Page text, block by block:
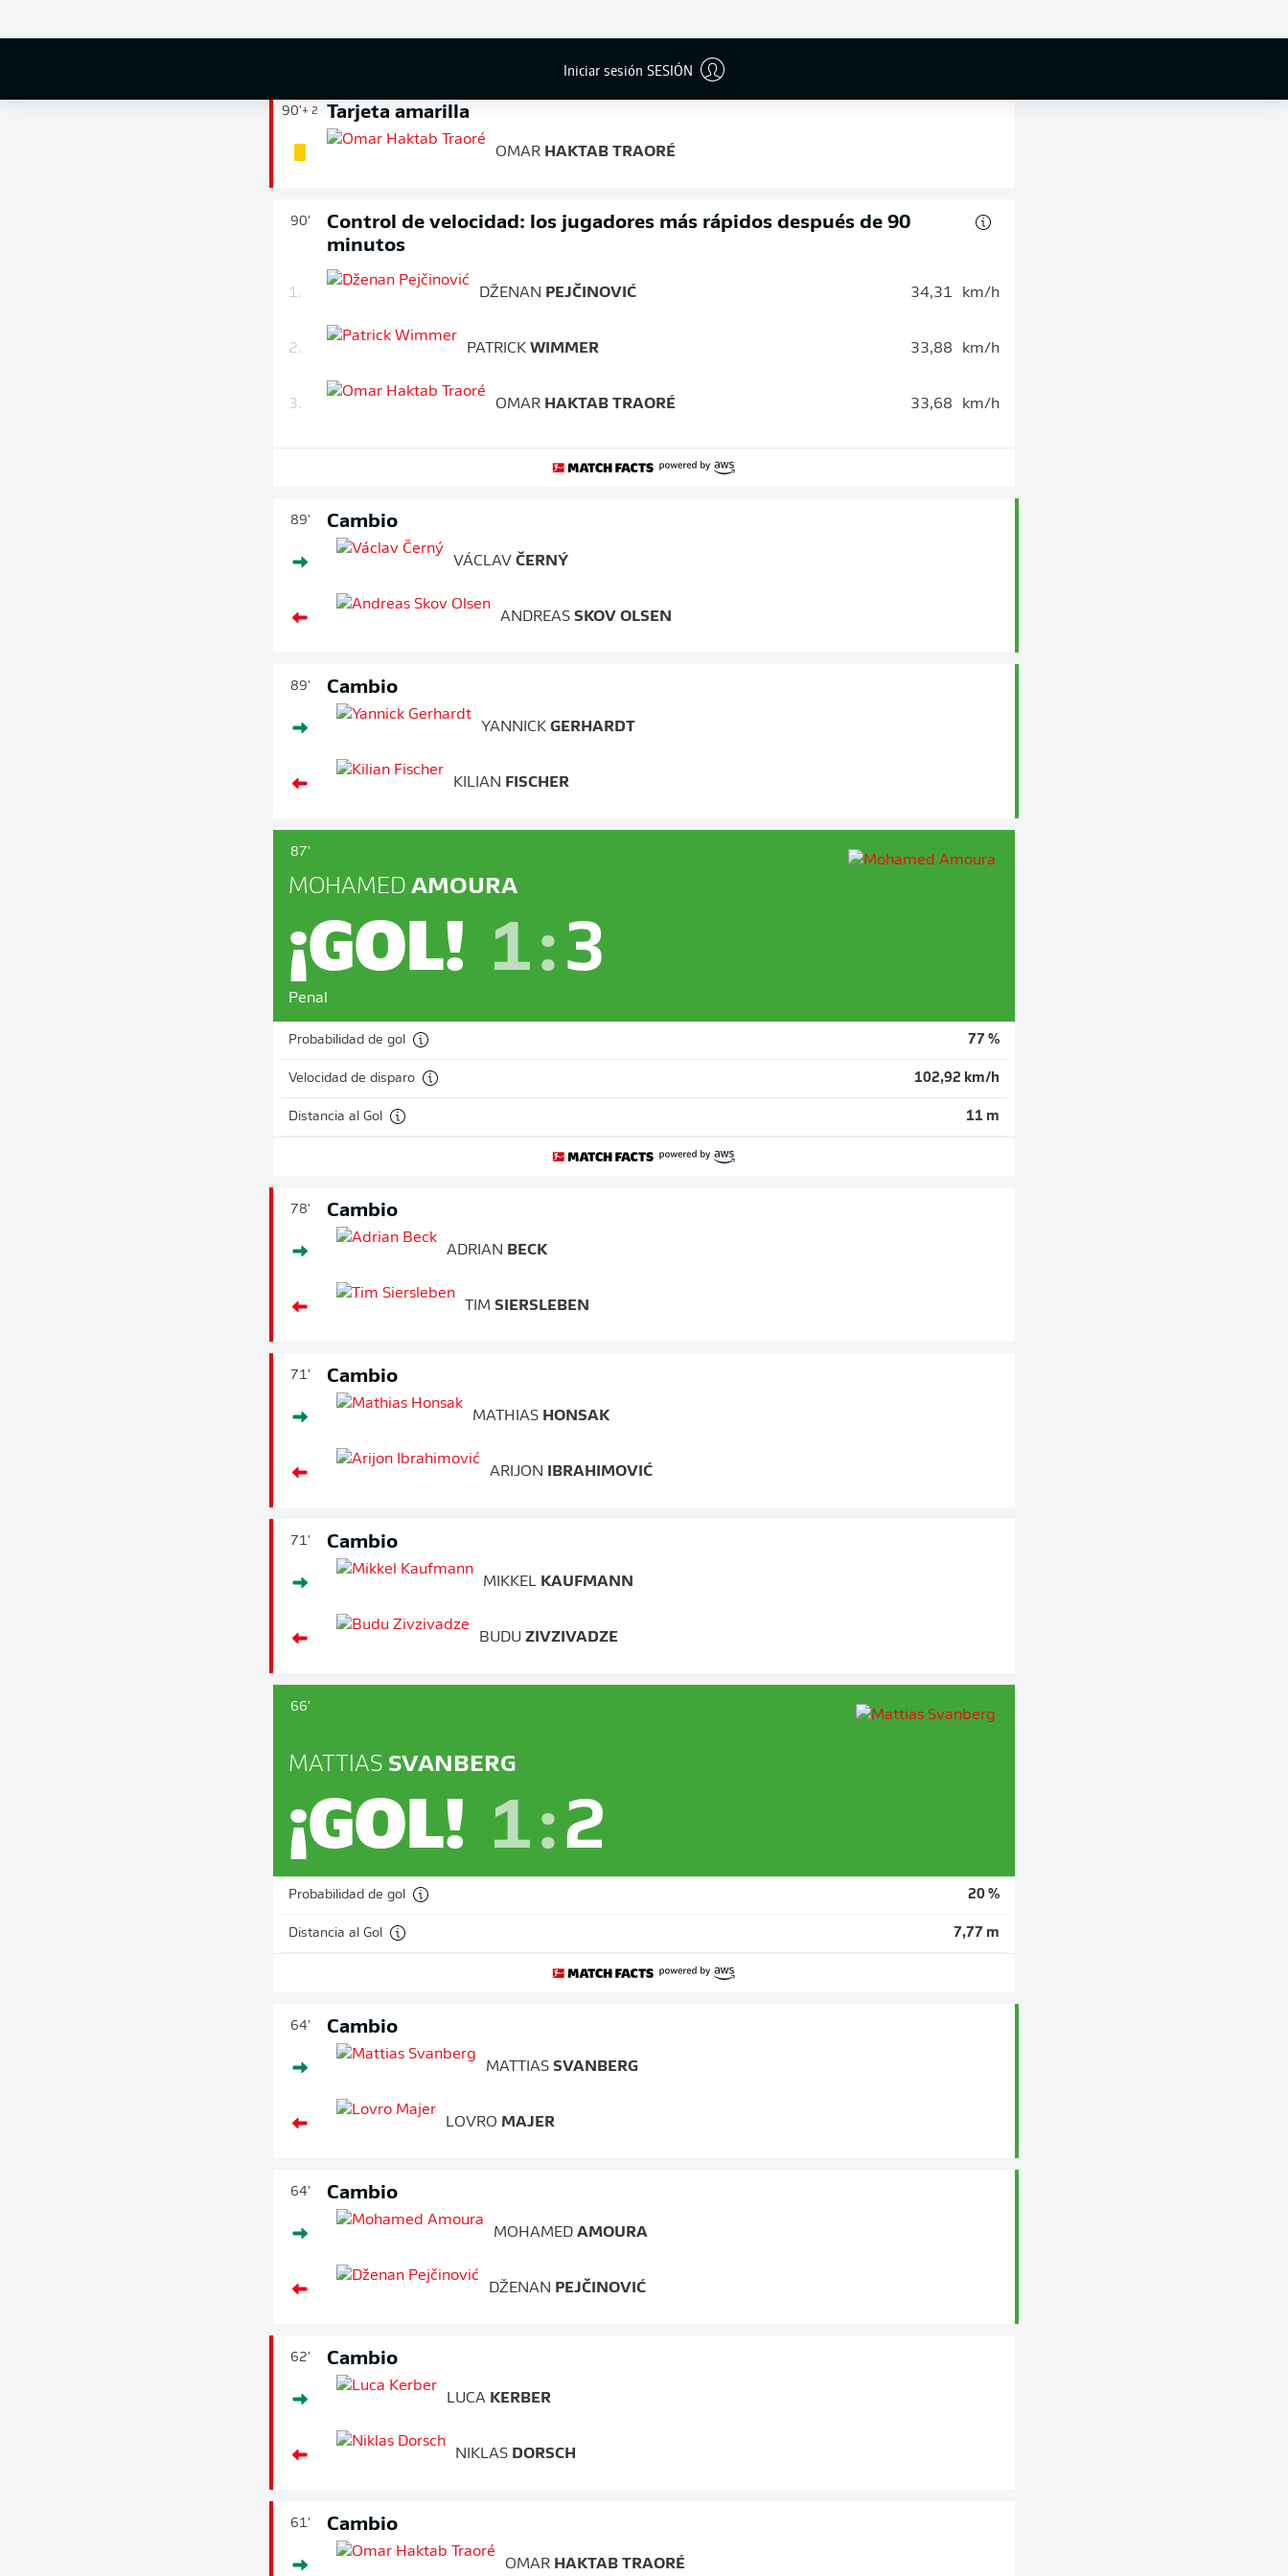
Iniciar sesión SESIÓN
90'+ 2 Tarjeta amarilla
OMAR HAKTAB TRAORÉ
90'
Control de velocidad: los jugadores más rápidos después de 90
minutos
1. DŽENAN PEJČINOVIĆ 34,31 km/h
2. PATRICK WIMMER 33,88 km/h
3. OMAR HAKTAB TRAORÉ 33,68 km/h
89' Cambio
VÁCLAV ČERNÝ
ANDREAS SKOV OLSEN
89' Cambio
YANNICK GERHARDT
KILIAN FISCHER
87'
MOHAMED AMOURA
¡GOL! 1:3
Penal
Probabilidad de gol 77 %
Velocidad de disparo 102,92 km/h
Distancia al Gol 11 m
78' Cambio
ADRIAN BECK
TIM SIERSLEBEN
71' Cambio
MATHIAS HONSAK
ARIJON IBRAHIMOVIĆ
71' Cambio
MIKKEL KAUFMANN
BUDU ZIVZIVADZE
66'
MATTIAS SVANBERG
¡GOL! 1:2
Probabilidad de gol 20 %
Distancia al Gol 7,77 m
64' Cambio
MATTIAS SVANBERG
LOVRO MAJER
64' Cambio
MOHAMED AMOURA
DŽENAN PEJČINOVIĆ
62' Cambio
LUCA KERBER
NIKLAS DORSCH
61' Cambio
OMAR HAKTAB TRAORÉ